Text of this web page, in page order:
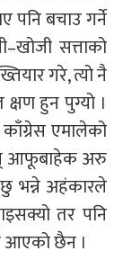
पनि बचाउ गर्ने
सत्ताको
गरे, त्यो नै
हुन पुग्यो ।
एमालेको
आफूबाहेक अरु
छु भन्ने अहंकारले
तर पनि
आएको छैन ।